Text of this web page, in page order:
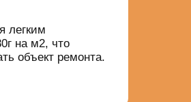
легким
на м2, что
объект ремонта.